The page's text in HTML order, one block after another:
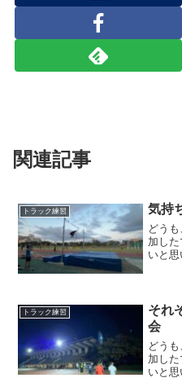
関連記事
トラック練習 気持
どう
加し
いと
るだ
トラック練習
それ
会
どう
加し
いと